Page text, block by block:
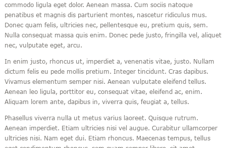
commodo ligula eget dolor. Aenean massa. Cum sociis natoque
penatibus et magnis dis parturient montes, nascetur ridiculus mus.
Donec quam felis, ultricies nec, pellentesque eu, pretium quis, sem.
Nulla consequat massa quis enim. Donec pede justo, fringilla vel, aliquet
nec, vulputate eget, arcu.
In enim justo, rhoncus ut, imperdiet a, venenatis vitae, justo. Nullam
dictum felis eu pede mollis pretium. Integer tincidunt. Cras dapibus.
Vivamus elementum semper nisi. Aenean vulputate eleifend tellus.
Aenean leo ligula, porttitor eu, consequat vitae, eleifend ac, enim.
Aliquam lorem ante, dapibus in, viverra quis, feugiat a, tellus.
Phasellus viverra nulla ut metus varius laoreet. Quisque rutrum.
Aenean imperdiet. Etiam ultricies nisi vel augue. Curabitur ullamcorper
ultricies nisi. Nam eget dui. Etiam rhoncus. Maecenas tempus, tellus